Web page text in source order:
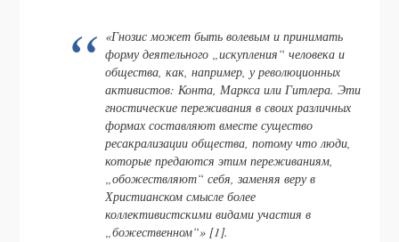
«Гнозис может быть волевым и принимать
форму деятельного „искупления“ человека и
общества, как, например, у революционных
активистов: Конта, Маркса или Гитлера. Эти
гностические переживания в своих различных
формах составляют вместе существо
ресакрализации общества, потому что люди,
которые предаются этим переживаниям,
„обожествляют“ себя, заменяя веру в
Христианском смысле более
коллективистскими видами участия в
„божественном“» [1].